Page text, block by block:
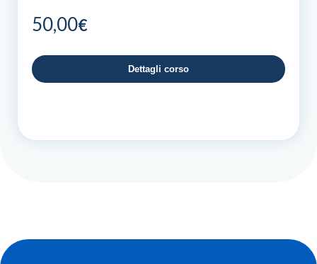
50,00€
Dettagli corso